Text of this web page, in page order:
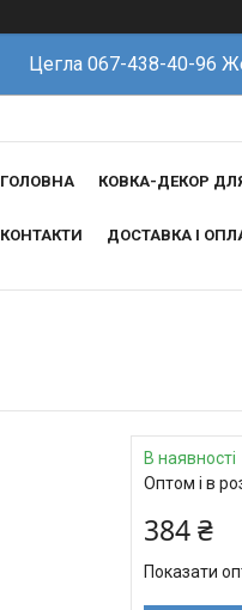
Цегла 067-438-40-96
ГОЛОВНА КОВКА-ДЕКОР
КОНТАКТИ ДОСТАВКА І
В наявності
Оптом і в
384 ₴
Показати